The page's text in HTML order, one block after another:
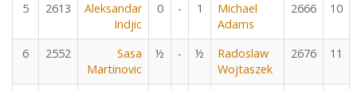
5 2613
Aleksandar
Indjic
0 - 1
Michael
Adams
2666 10
6 2552
Sasa
Martinovic
½ - ½
Radoslaw
Wojtaszek
2676 11